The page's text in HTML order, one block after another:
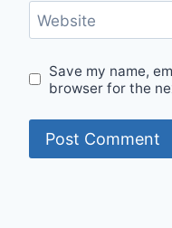
Website
Save my name,
browser for the